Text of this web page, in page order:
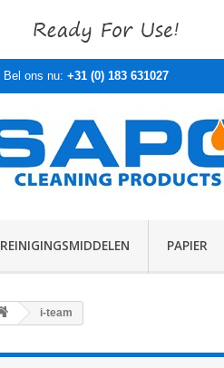
Bel ons nu: +31 (0) 183 631027
REINIGINGSMIDDELEN PAPIER
i-team